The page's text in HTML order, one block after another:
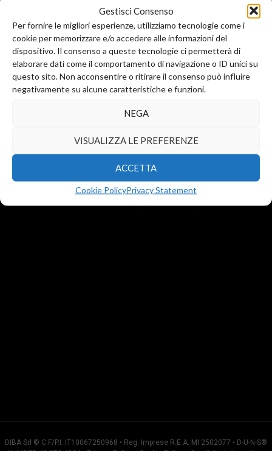
Gestisci Consenso
Per fornire le migliori esperienze, utilizziamo tecnologie come i
cookie per memorizzare e/o accedere alle informazioni del
dispositivo. Il consenso a queste tecnologie ci permetterà di
elaborare dati come il comportamento di navigazione o ID unici su
questo sito. Non acconsentire o ritirare il consenso può influire
negativamente su alcune caratteristiche e funzioni.
NEGA
VISUALIZZA LE PREFERENZE
ACCETTA
Cookie PolicyPrivacy Statement
Arese (MI) 20044
T.
+39 02 99246521
F. +39 02 45508472
info@diba-srl.com
Via Reggio Emilia 34
Assago (MI) 20090
T.+39 02 23052409
DIBA Srl © C.F/P.I. IT10067250968 • Reg. Imprese R.E.A. MI 2502077 • D-U-N-S®